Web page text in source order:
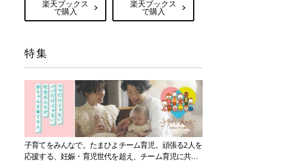
楽天ブックス
で購入
楽天ブックス
で購入
特集
子育てをみんなで。たまひよチーム育児。頑張る2人を
応援する、妊娠・育児世代を超え、チーム育児に共感